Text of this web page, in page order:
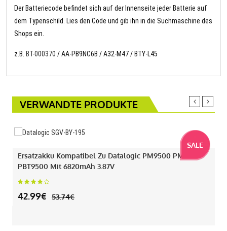
Der Batteriecode befindet sich auf der Innenseite jeder Batterie auf
dem Typenschild. Lies den Code und gib ihn in die Suchmaschine des
Shops ein.
z.B. BT-000370 / AA-PB9NC6B / A32-M47 / BTY-L45
VERWANDTE PRODUKTE
SALE
Ersatzakku Kompatibel Zu Datalogic PM9500 PM9501
PBT9500 Mit 6820mAh 3.87V
42.99€ 53.74€